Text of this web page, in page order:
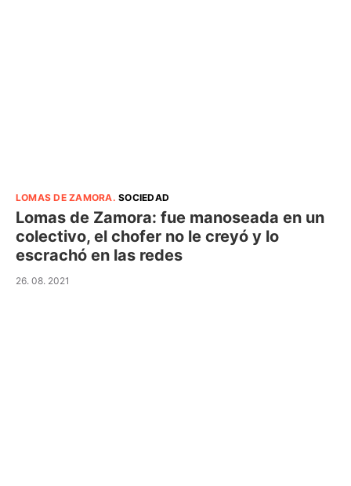
LOMAS DE ZAMORA.SOCIEDAD
Lomas de Zamora: fue manoseada en un
colectivo, el chofer no le creyó y lo
escrachó en las redes
26. 08. 2021